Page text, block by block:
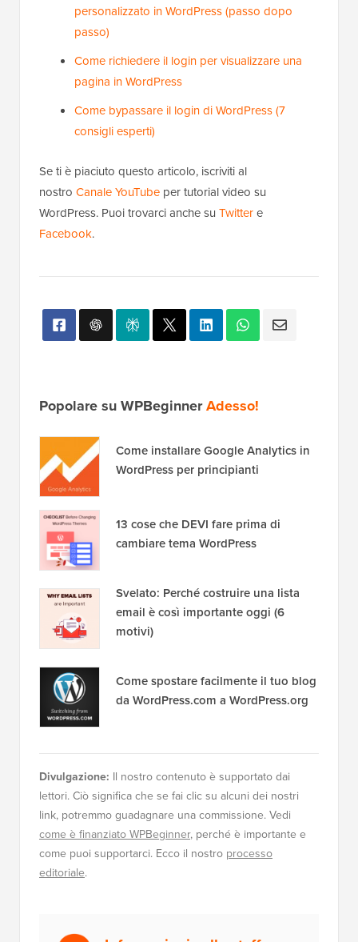
personalizzato in WordPress (passo dopo
passo)
Come richiedere il login per visualizzare una
pagina in WordPress
Come bypassare il login di WordPress (7
consigli esperti)
Se ti è piaciuto questo articolo, iscriviti al
nostro Canale YouTube per tutorial video su
WordPress. Puoi trovarci anche su Twittere
Facebook.
Popolare su WPBeginnerAdesso!
Come installare Google Analytics in
WordPress per principianti
13 cose che DEVI fare prima di
cambiare tema WordPress
Svelato: Perché costruire una lista
email è così importante oggi (6
motivi)
Come spostare facilmente il tuo blog
da WordPress.com a WordPress.org
Divulgazione: Il nostro contenuto è supportato dai
lettori. Ciò significa che se fai clic su alcuni dei nostri
link, potremmo guadagnare una commissione. Vedi
come è finanziato WPBeginner, perché è importante e
come puoi supportarci. Ecco il nostro processo
editoriale.